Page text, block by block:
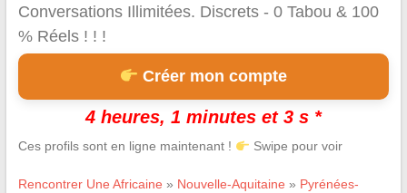
Conversations Illimitées. Discrets - 0 Tabou & 100
% Réels ! ! !
Créer mon compte
4 heures, 1 minutes et 3 s *
Ces profils sont en ligne maintenant ! Swipe pour voir
Rencontrer Une Africaine » Nouvelle-Aquitaine » Pyrénées-